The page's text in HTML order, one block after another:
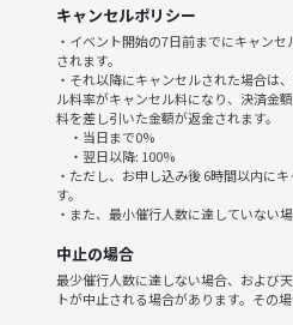
マネージャーに野球を教えてくれる女
です！
ヤクルト、巨人、ロッテ、日ハムな
っている方も。
当チームは、
ただ楽しく草野球したい人たちが、
自然に集まった非営利なチームですの
みんながみんなのために草野球環境を
キャンセルポリシー
・イベント開始の7日前までにキャン
されます。
・それ以降にキャンセルされた場合は
ル料率がキャンセル料になり、決済金
料を差し引いた金額が返金されます。
・当日まで0%
・翌日以降: 100%
・ただし、お申し込み後 6時間以内に
す。
・また、最小催行人数に達していない
中止の場合
最少催行人数に達しない場合、および
トが中止される場合があります。その